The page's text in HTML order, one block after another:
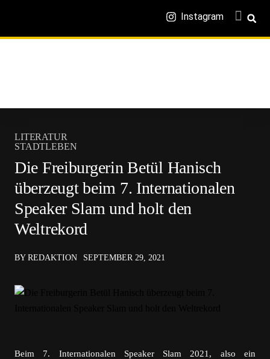
Instagram
LITERATUR
STADTLEBEN
Die Freiburgerin Betül Hanisch
überzeugt beim 7. Internationalen
Speaker Slam und holt den
Weltrekord
BY REDAKTION SEPTEMBER 29, 2021
Beim 7. Internationalen Speaker Slam 2021, also ein